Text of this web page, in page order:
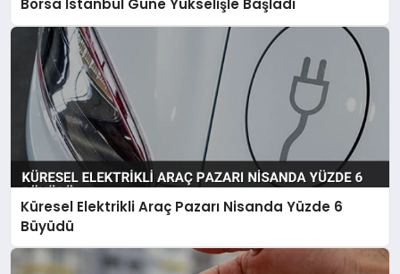
Borsa İstanbul Güne Yükselişle Başladı
Küresel Elektrikli Araç Pazarı Nisanda Yüzde 6
Büyüdü